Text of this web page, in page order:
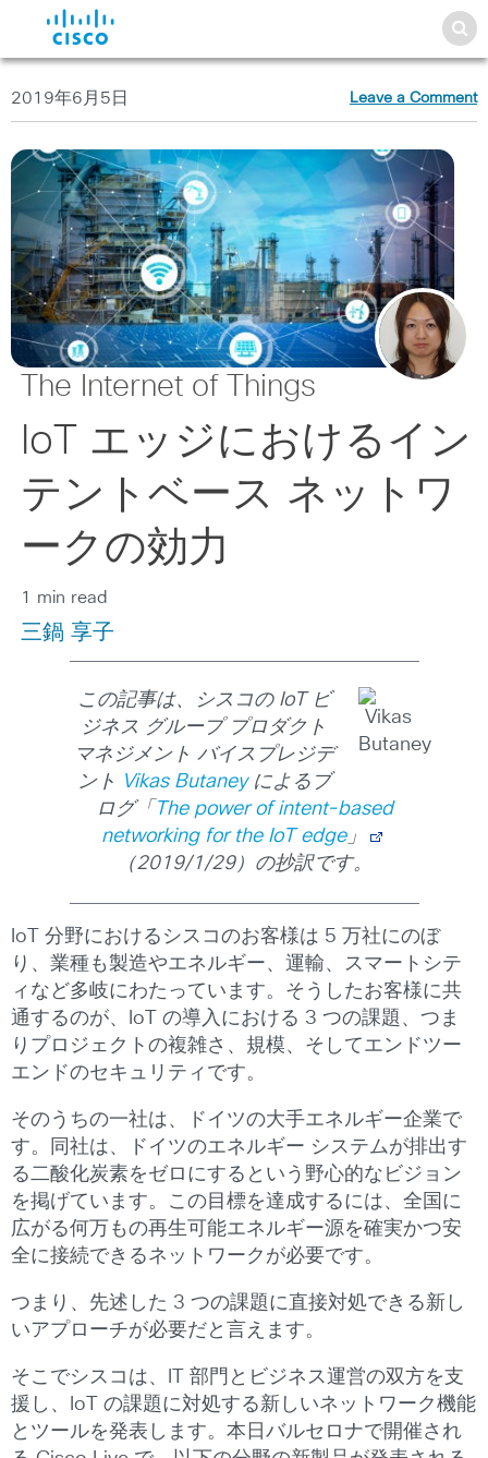
2019年6月5日 Leave a Comment
The Internet of Things
IoT エッジにおけるイン
テントベース ネットワ
ークの効力
1 min read
三鍋 享子
この記事は、シスコの IoT ビ
ジネス グループ プロダクト
マネジメント バイスプレジデ
ント
Vikas Butaneyによるブ
ログ「 The power of intent-based
networking for the IoT edge」
（2019/1/29）の抄訳です。
IoT 分野におけるシスコのお客様は 5 万社にのぼ
り、業種も製造やエネルギー、運輸、スマートシテ
ィなど多岐にわたっています。そうしたお客様に共
通するのが、IoT の導入における 3 つの課題、つま
りプロジェクトの複雑さ、規模、そしてエンドツー
エンドのセキュリティです。
そのうちの一社は、ドイツの大手エネルギー企業で
す。同社は、ドイツのエネルギー システムが排出す
る二酸化炭素をゼロにするという野心的なビジョン
を掲げています。この目標を達成するには、全国に
広がる何万もの再生可能エネルギー源を確実かつ安
全に接続できるネットワークが必要です。
つまり、先述した 3 つの課題に直接対処できる新し
いアプローチが必要だと言えます。
そこでシスコは、IT 部門とビジネス運営の双方を支
援し、IoT の課題に対処する新しいネットワーク機能
とツールを発表します。本日バルセロナで開催され